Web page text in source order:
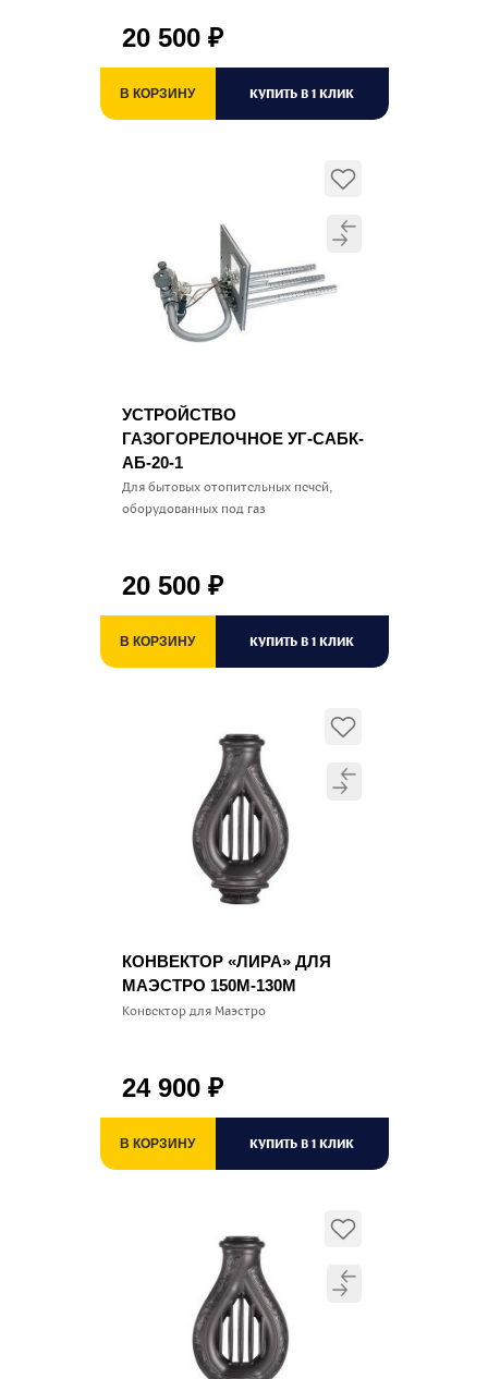
20 500 ₽
В КОРЗИНУ КУПИТЬ В 1 КЛИК
УСТРОЙСТВО
ГАЗОГОРЕЛОЧНОЕ УГ-САБК-
АБ-20-1
Для бытовых отопительных печей,
оборудованных под газ
20 500 ₽
В КОРЗИНУ КУПИТЬ В 1 КЛИК
КОНВЕКТОР «ЛИРА» ДЛЯ
МАЭСТРО 150М-130М
Конвектор для Маэстро
24 900 ₽
В КОРЗИНУ КУПИТЬ В 1 КЛИК